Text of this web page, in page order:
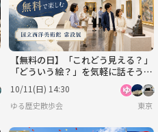
【無料の日】「これどう見える？」
「どういう絵？」を気軽に話そう｜
はじめての人向けの国立西洋美術館
10/11(日) 14:30
ゆる歴史散歩会 東京